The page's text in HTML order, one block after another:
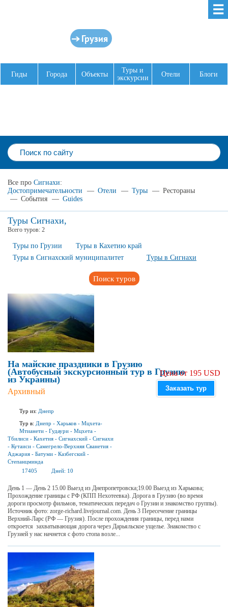
☰
Грузия
Гиды Города Объекты
Туры и
экскурсии
Отели Блоги
Все про Сигнахи:
Достопримечательности
— Отели — Туры — Рестораны
— События — Guides
Туры Сигнахи,
Всего туров: 2
Туры по Грузии
Туры в Кахетию край
Туры в Сигнахский муниципалитет
Туры в Сигнахи
Поиск туров
На майские праздники в Грузию
(Автобусный экскурсионный тур в Грузию
из Украины)
Архивный
Тур из: Днепр
Тур в: Днепр - Харьков - Мцхета-
Мтианети - Гудаури - Мцхета -
Тбилиси - Кахетия - Сигнахский - Сигнахи
- Кутаиси - Самегрело-Верхняя Сванетия -
Аджария - Батуми - Казбегский -
Степанцминда
17405
Дней: 10
Цена от 195 USD
Заказать тур
День 1 — День 2 15.00 Выезд из Днепропетровска;19.00 Выезд из Харькова;
Прохождение границы с РФ (КПП Нехотеевка). Дорога в Грузию (во время
дороги просмотр фильмов, тематических передач о Грузии и знакомство группы).
Источник фото: zorge-richard.livejournal.com. День 3 Пересечение границы
Верхний-Ларс (РФ — Грузия). После прохождения границы, перед нами
откроется захватывающая дорога через Дарьяльское ущелье. Знакомство с
Грузией у нас начнется с фото стопа возле...